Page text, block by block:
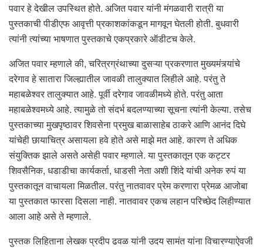
पवार हे देखील उपस्थित होते. अजित पवार यांनी मंगळवारी रात्री या
पुस्तकाची पीडीएफ आवृत्ती प्रकाशकांकडून मागवून घेतली होती. बुधवारी
त्यांनी त्यांच्या भाषणात पुस्तकाचे एकप्रकारे ऑडीटच केले.
अजित पवार म्हणाले की, चरित्रग्रंथाच्या दुसऱ्या प्रकरणात मुख्यमंत्र्यांचे
दरेगाव हे सातारा जिल्ह्यातील जावळी तालुक्यात लिहीले आहे. परंतु ते
महाबळेश्वर तालुक्यात आहे. पूर्वी दरेगाव जावळीमध्ये होते. परंतु आता
महाबळेश्वमध्ये आहे. त्यामुळे तो संदर्भ बदलण्याच्या सूचना त्यांनी केल्या. तसेच
पुस्तकाच्या मुखपृष्ठावर शिवसेना प्रमुख बाळासाहेब ठाकरे आणि आनंद दिघे
यांचेही छायाचित्र असायला हवे होते असे माझे मत आहे. कारण ते अधिक
संयुक्तिक झाले असते असेही पवार म्हणाले. या पुस्तकातून एक कट्टर
शिवसैनिक, धडाडीचा कार्यकर्ता, धाडसी नेता अशी शिंदे यांची अनेक रुपं या
पुस्तकातून वाचायला मिळतील. परंतु नातवावर प्रेम करणारा प्रेमळ आजोबा
या पुस्तकात फारसा दिसला नाही. नातवावर एकच लहान परिच्छेद लिहीण्यात
आला आहे असे ते म्हणाले.
पुस्तक लिहिताना लेखक प्रदीप ढवळ यांनी उदय सामंत यांना विचारण्याऐवजी